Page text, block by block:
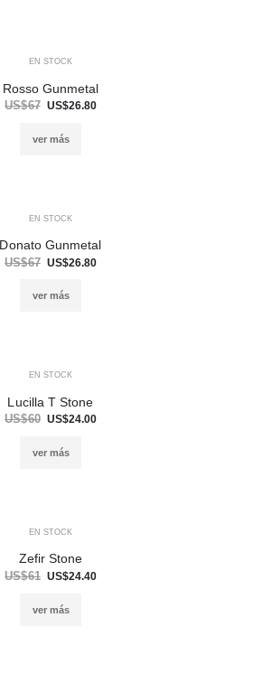
EN STOCK
Rosso Gunmetal
US$67 US$26.80
ver más
EN STOCK
Donato Gunmetal
US$67 US$26.80
ver más
EN STOCK
Lucilla T Stone
US$60 US$24.00
ver más
EN STOCK
Zefir Stone
US$61 US$24.40
ver más